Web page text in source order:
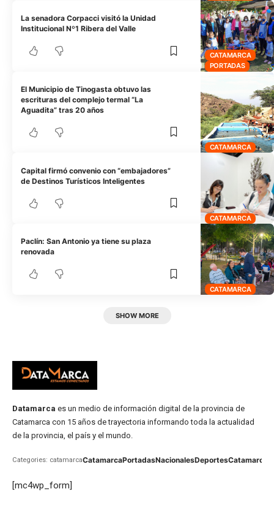
CATAMARCA
PORTADAS
La senadora Corpacci visitó la Unidad
Institucional Nº1 Ribera del Valle
CATAMARCA
El Municipio de Tinogasta obtuvo las
escrituras del complejo termal “La
Aguadita” tras 20 años
CATAMARCA
Capital firmó convenio con “embajadores”
de Destinos Turísticos Inteligentes
CATAMARCA
Paclín: San Antonio ya tiene su plaza
renovada
SHOW MORE
Datamarca es un medio de información digital de la provincia de
Catamarca con 15 años de trayectoria informando toda la actualidad
de la provincia, el país y el mundo.
Categories: catamarcaCatamarcaPortadasNacionalesDeportesCatamarca
[mc4wp_form]